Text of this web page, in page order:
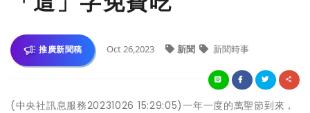
推廣新聞稿 Oct 26,2023 新聞 新聞時事
(中央社訊息服務20231026 15:29:05)一年一度的萬聖節到來，